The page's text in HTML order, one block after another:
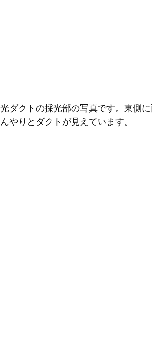
光ダクトの採光部の写真です。東側
んやりとダクトが見えています。